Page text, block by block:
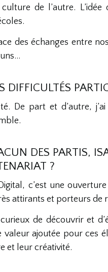
de l’autre.
des échanges entre
DIFFICULTÉS
De part et d’autre,
DES PARTIS,
?
c’est une
attirants et porteurs de
de découvrir et
valeur ajoutée pour ces
et leur créativité.